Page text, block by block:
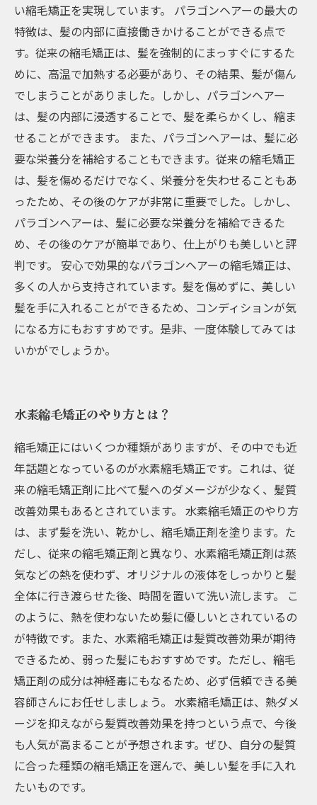
い縮毛矯正を実現しています。 パラゴンヘアーの最大の
特徴は、髪の内部に直接働きかけることができる点で
す。従来の縮毛矯正は、髪を強制的にまっすぐにするた
めに、高温で加熱する必要があり、その結果、髪が傷ん
でしまうことがありました。しかし、パラゴンヘアー
は、髪の内部に浸透することで、髪を柔らかくし、縮ま
せることができます。 また、パラゴンヘアーは、髪に必
要な栄養分を補給することもできます。従来の縮毛矯正
は、髪を傷めるだけでなく、栄養分を失わせることもあ
ったため、その後のケアが非常に重要でした。しかし、
パラゴンヘアーは、髪に必要な栄養分を補給できるた
め、その後のケアが簡単であり、仕上がりも美しいと評
判です。 安心で効果的なパラゴンヘアーの縮毛矯正は、
多くの人から支持されています。髪を傷めずに、美しい
髪を手に入れることができるため、コンディションが気
になる方にもおすすめです。是非、一度体験してみては
いかがでしょうか。
水素縮毛矯正のやり方とは？
縮毛矯正にはいくつか種類がありますが、その中でも近
年話題となっているのが水素縮毛矯正です。これは、従
来の縮毛矯正剤に比べて髪へのダメージが少なく、髪質
改善効果もあるとされています。 水素縮毛矯正のやり方
は、まず髪を洗い、乾かし、縮毛矯正剤を塗ります。た
だし、従来の縮毛矯正剤と異なり、水素縮毛矯正剤は蒸
気などの熱を使わず、オリジナルの液体をしっかりと髪
全体に行き渡らせた後、時間を置いて洗い流します。 こ
のように、熱を使わないため髪に優しいとされているの
が特徴です。また、水素縮毛矯正は髪質改善効果が期待
できるため、弱った髪にもおすすめです。ただし、縮毛
矯正剤の成分は神経毒にもなるため、必ず信頼できる美
容師さんにお任せしましょう。 水素縮毛矯正は、熱ダメ
ージを抑えながら髪質改善効果を持つという点で、今後
も人気が高まることが予想されます。ぜひ、自分の髪質
に合った種類の縮毛矯正を選んで、美しい髪を手に入れ
たいものです。